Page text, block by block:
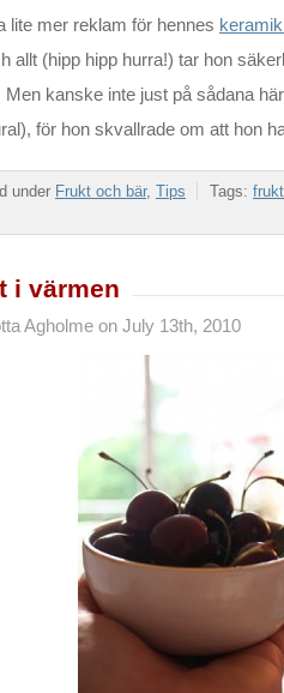
lite mer reklam för hennes
allt (hipp hipp hurra!) tar hon
Men kanske inte just på sådana
för hon skvallrade om att hon
under Frukt och bär, Tips Tags: frukt
i värmen
Agholme on July 13th, 2010